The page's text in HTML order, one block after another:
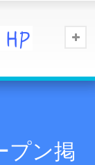
プン掲